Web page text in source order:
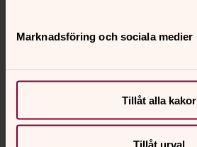
Marknadsföring och sociala medier
Tillåt alla kakor
Tillåt urval
Kalender
Hitta snabbt